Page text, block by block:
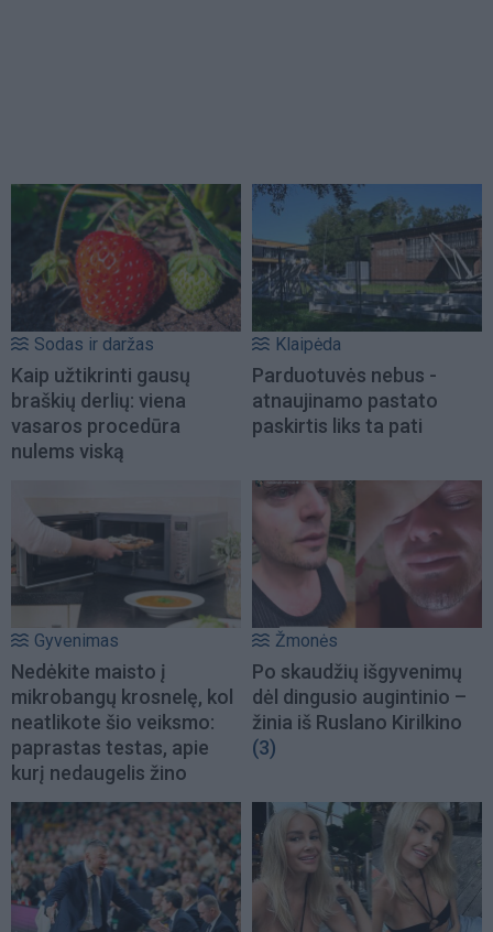
Sodas ir daržas
Kaip užtikrinti gausų
braškių derlių: viena
vasaros procedūra
nulems viską
Klaipėda
Parduotuvės nebus -
atnaujinamo pastato
paskirtis liks ta pati
Gyvenimas
Nedėkite maisto į
mikrobangų krosnelę, kol
neatlikote šio veiksmo:
paprastas testas, apie
kurį nedaugelis žino
Žmonės
Po skaudžių išgyvenimų
dėl dingusio augintinio –
žinia iš Ruslano Kirilkino
(3)